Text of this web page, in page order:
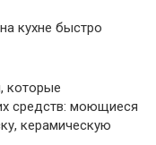
кухне быстро
которые
средств: моющиеся
керамическую